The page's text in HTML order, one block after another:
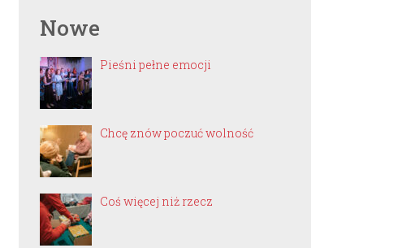
Nowe
Pieśni pełne emocji
Chcę znów poczuć wolność
Coś więcej niż rzecz